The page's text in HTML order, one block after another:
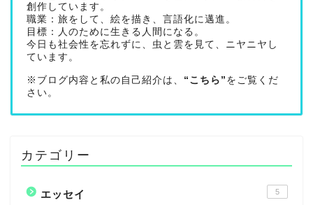
創作しています。
職業：旅をして、絵を描き、言語化に邁進。
目標：人のために生きる人間になる。
今日も社会性を忘れずに、虫と雲を見て、ニヤニヤし
ています。
※ブログ内容と私の自己紹介は、 “こちら” をご覧くだ
さい。
カテゴリー
エッセイ 5